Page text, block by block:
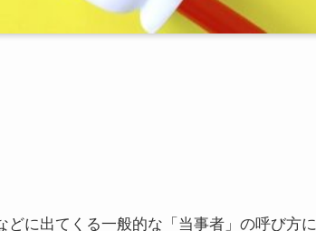
に出てくる一般的な「当事者」の呼び方に